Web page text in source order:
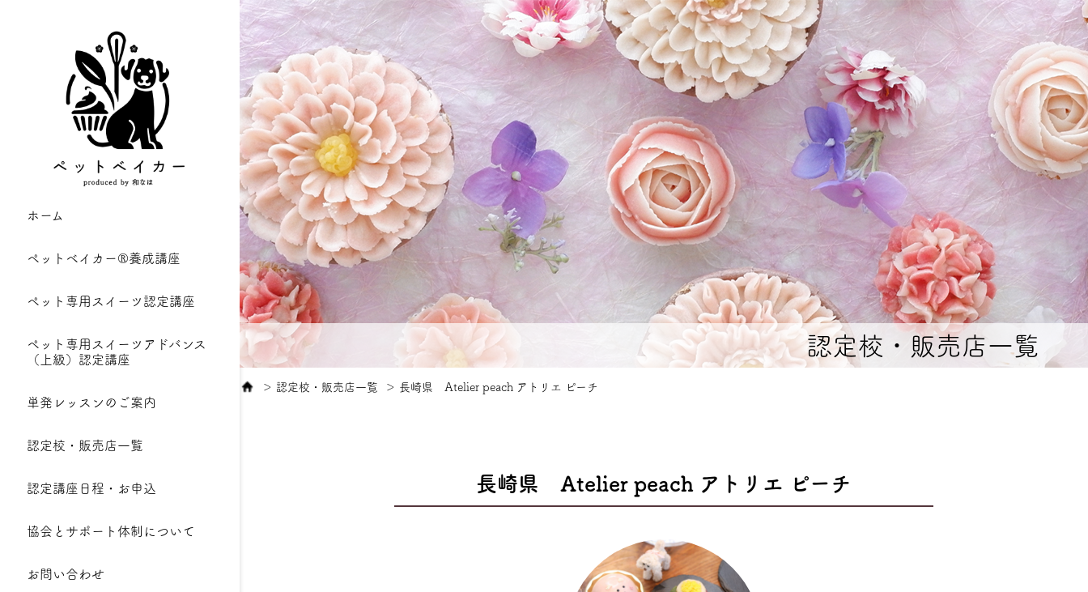
ホーム
ペットベイカー®養成講座
ペット専用スイーツ認定講座
ペット専用スイーツアドバンス
（上級）認定講座
単発レッスンのご案内
認定校・販売店一覧
認定講座日程・お申込
協会とサポート体制について
お問い合わせ
認定校・販売店一覧
＞ 認定校・販売店一覧 ＞ 長崎県 Atelier peach アトリエ ピーチ
長崎県 Atelier peach アトリエ ピーチ